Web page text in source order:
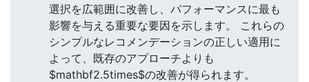
選択を広範囲に改善し、パフォーマンスに最も
影響を与える重要な要因を示します。 これらの
シンプルなレコメンデーションの正しい適用に
よって、既存のアプローチよりも
$mathbf2.5times$の改善が得られます。